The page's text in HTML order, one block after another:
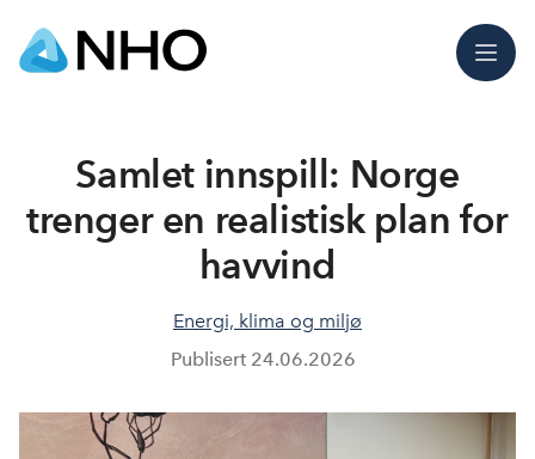
Meny
Samlet innspill: Norge
trenger en realistisk plan for
havvind
Energi, klima og miljø
Publisert 24.06.2026